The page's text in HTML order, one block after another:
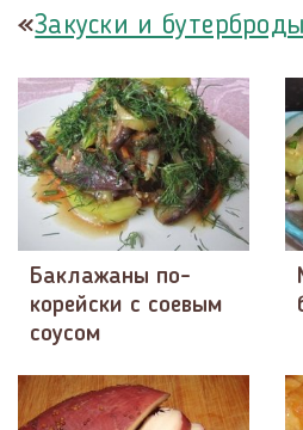
«Закуски и
Баклажаны по-
корейски с соевым
соусом